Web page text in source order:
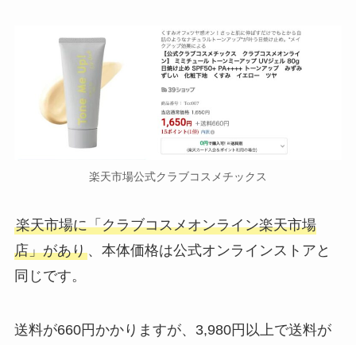
楽天市場公式クラブコスメチックス
楽天市場に「クラブコスメオンライン楽天市場
店」があり、本体価格は公式オンラインストアと
同じです。
送料が660円かかりますが、3,980円以上で送料が